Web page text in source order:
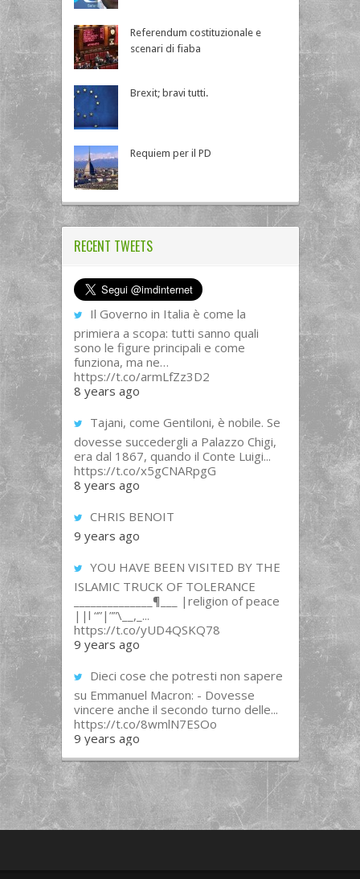
Referendum costituzionale e
scenari di fiaba
Brexit; bravi tutti.
Requiem per il PD
RECENT TWEETS
Il Governo in Italia è come la
primiera a scopa: tutti sanno quali
sono le figure principali e come
funziona, ma ne…
https://t.co/armLfZz3D2
8 years ago
Tajani, come Gentiloni, è nobile. Se
dovesse succedergli a Palazzo Chigi,
era dal 1867, quando il Conte Luigi...
https://t.co/x5gCNARpgG
8 years ago
CHRIS BENOIT
9 years ago
YOU HAVE BEEN VISITED BY THE
ISLAMIC TRUCK OF TOLERANCE
______________¶___ |religion of peace
||l “”|””\__,_...
https://t.co/yUD4QSKQ78
9 years ago
Dieci cose che potresti non sapere
su Emmanuel Macron: - Dovesse
vincere anche il secondo turno delle...
https://t.co/8wmlN7ESOo
9 years ago